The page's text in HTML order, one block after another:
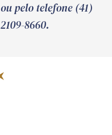
ou pelo telefone (41)
2109-8660.